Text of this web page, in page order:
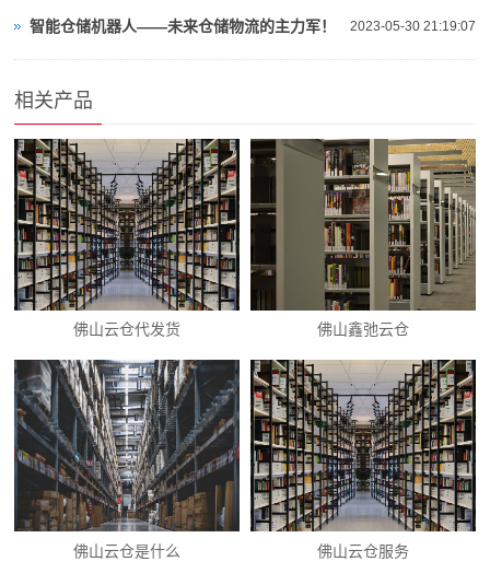
2023-05-30 21:19:07
智能仓储机器人——未来仓储物流的主力军！
相关产品
佛山云仓代发货 佛山鑫弛云仓
佛山云仓是什么 佛山云仓服务